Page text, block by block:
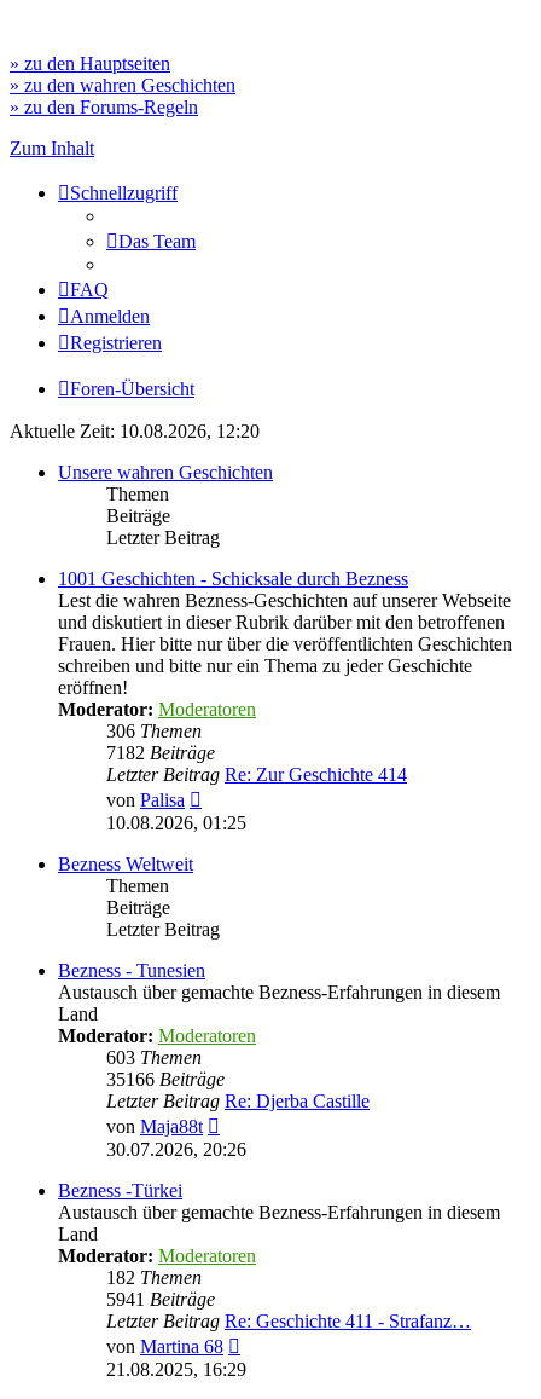
» zu den Hauptseiten
» zu den wahren Geschichten
» zu den Forums-Regeln
Zum Inhalt
Schnellzugriff
Das Team
FAQ
Anmelden
Registrieren
Foren-Übersicht
Aktuelle Zeit: 10.08.2026, 12:20
Unsere wahren Geschichten
Themen
Beiträge
Letzter Beitrag
1001 Geschichten - Schicksale durch Bezness
Lest die wahren Bezness-Geschichten auf unserer Webseite
und diskutiert in dieser Rubrik darüber mit den betroffenen
Frauen. Hier bitte nur über die veröffentlichten Geschichten
schreiben und bitte nur ein Thema zu jeder Geschichte
eröffnen!
Moderator: Moderatoren
306 Themen
7182 Beiträge
Letzter Beitrag Re: Zur Geschichte 414
von Palisa
Beitrag
10.08.2026, 01:25
Bezness Weltweit
Themen
Beiträge
Letzter Beitrag
Bezness - Tunesien
Austausch über gemachte Bezness-Erfahrungen in diesem
Land
Moderator: Moderatoren
603 Themen
35166 Beiträge
Letzter Beitrag Re: Djerba Castille
von Maja88t
Beitrag
30.07.2026, 20:26
Bezness -Türkei
Austausch über gemachte Bezness-Erfahrungen in diesem
Land
Moderator: Moderatoren
182 Themen
5941 Beiträge
Letzter Beitrag Re: Geschichte 411 - Strafanz…
von Martina 68
Beitrag
21.08.2025, 16:29